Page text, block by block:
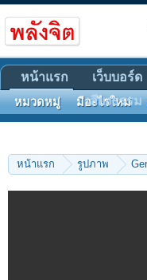
หน้าแรก รูปภาพ
หน้าแรก เว็บบอร์ด
รูปภาพ
หมวดหมู่ มีอะไรใหม่
แท็ก
เสียงธรรม